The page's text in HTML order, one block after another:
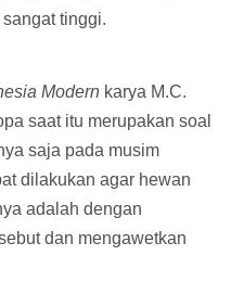
tinggi.
Modern karya M.C.
saat itu merupakan soal
saja pada musim
dilakukan agar hewan
adalah dengan
dan mengawetkan